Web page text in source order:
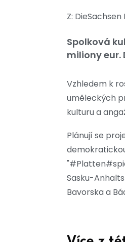
Z: DieSachsen
Spolková
miliony
Vzhledem k
uměleckých
kulturu a
Plánují se
Sasku-
Bavorska a